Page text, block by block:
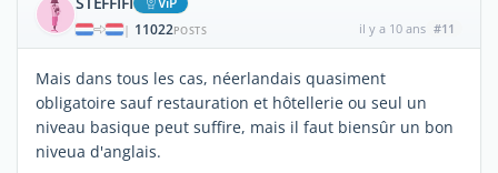
| 11022POSTS il y a 10 ans #11
Mais dans tous les cas, néerlandais quasiment
obligatoire sauf restauration et hôtellerie ou seul un
niveau basique peut suffire, mais il faut biensûr un bon
niveua d'anglais.